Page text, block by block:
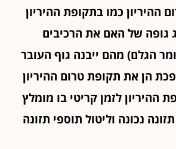
ההיריון כמו בתקופת ההיריון
גופה של האם את הרכיבים
הגלם) מהם ייבנה גוף העובר
הן את תקופת טרום ההיריון
ההיריון לזמן קריטי בו מומלץ
נכונה וליטול תוספי תזונה